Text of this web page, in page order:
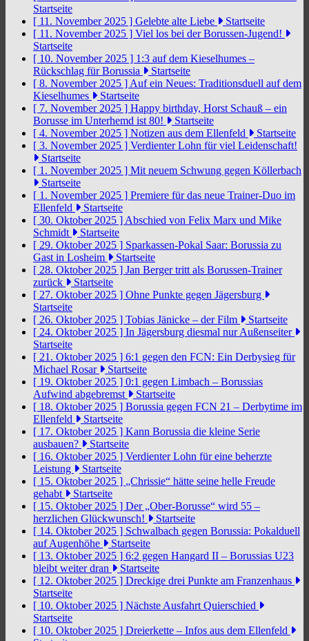
Startseite
[ 11. November 2025 ] Gelebte alte Liebe
Startseite
[ 11. November 2025 ] Viel los bei der Borussen-Jugend!
Startseite
[ 10. November 2025 ] 1:3 auf dem Kieselhumes –
Rückschlag für Borussia
Startseite
[ 8. November 2025 ] Auf ein Neues: Traditionsduell auf dem
Kieselhumes
Startseite
[ 7. November 2025 ] Happy birthday, Horst Schauß – ein
Borusse im Unterhemd ist 80!
Startseite
[ 4. November 2025 ] Notizen aus dem Ellenfeld
Startseite
[ 3. November 2025 ] Verdienter Lohn für viel Leidenschaft!
Startseite
[ 1. November 2025 ] Mit neuem Schwung gegen Köllerbach
Startseite
[ 1. November 2025 ] Premiere für das neue Trainer-Duo im
Ellenfeld
Startseite
[ 30. Oktober 2025 ] Abschied von Felix Marx und Mike
Schmidt
Startseite
[ 29. Oktober 2025 ] Sparkassen-Pokal Saar: Borussia zu
Gast in Losheim
Startseite
[ 28. Oktober 2025 ] Jan Berger tritt als Borussen-Trainer
zurück
Startseite
[ 27. Oktober 2025 ] Ohne Punkte gegen Jägersburg
Startseite
[ 26. Oktober 2025 ] Tobias Jänicke – der Film
Startseite
[ 24. Oktober 2025 ] In Jägersburg diesmal nur Außenseiter
Startseite
[ 21. Oktober 2025 ] 6:1 gegen den FCN: Ein Derbysieg für
Michael Rosar
Startseite
[ 19. Oktober 2025 ] 0:1 gegen Limbach – Borussias
Aufwind abgebremst
Startseite
[ 18. Oktober 2025 ] Borussia gegen FCN 21 – Derbytime im
Ellenfeld
Startseite
[ 17. Oktober 2025 ] Kann Borussia die kleine Serie
ausbauen?
Startseite
[ 16. Oktober 2025 ] Verdienter Lohn für eine beherzte
Leistung
Startseite
[ 15. Oktober 2025 ] „Chrissie“ hätte seine helle Freude
gehabt
Startseite
[ 15. Oktober 2025 ] Der „Ober-Borusse“ wird 55 –
herzlichen Glückwunsch!
Startseite
[ 14. Oktober 2025 ] Schwalbach gegen Borussia: Pokalduell
auf Augenhöhe
Startseite
[ 13. Oktober 2025 ] 6:2 gegen Hangard II – Borussias U23
bleibt weiter dran
Startseite
[ 12. Oktober 2025 ] Dreckige drei Punkte am Franzenhaus
Startseite
[ 10. Oktober 2025 ] Nächste Ausfahrt Quierschied
Startseite
[ 10. Oktober 2025 ] Dreierkette – Infos aus dem Ellenfeld